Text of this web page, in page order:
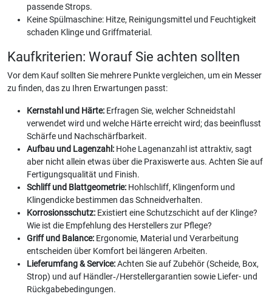
passende Strops.
Keine Spülmaschine: Hitze, Reinigungsmittel und Feuchtigkeit
schaden Klinge und Griffmaterial.
Kaufkriterien: Worauf Sie achten sollten
Vor dem Kauf sollten Sie mehrere Punkte vergleichen, um ein Messer
zu finden, das zu Ihren Erwartungen passt:
Kernstahl und Härte: Erfragen Sie, welcher Schneidstahl
verwendet wird und welche Härte erreicht wird; das beeinflusst
Schärfe und Nachschärfbarkeit.
Aufbau und Lagenzahl: Hohe Lagenanzahl ist attraktiv, sagt
aber nicht allein etwas über die Praxiswerte aus. Achten Sie auf
Fertigungsqualität und Finish.
Schliff und Blattgeometrie: Hohlschliff, Klingenform und
Klingendicke bestimmen das Schneidverhalten.
Korrosionsschutz: Existiert eine Schutzschicht auf der Klinge?
Wie ist die Empfehlung des Herstellers zur Pflege?
Griff und Balance: Ergonomie, Material und Verarbeitung
entscheiden über Komfort bei längeren Arbeiten.
Lieferumfang & Service:Achten Sie auf Zubehör (Scheide, Box,
Strop) und auf Händler‑/Herstellergarantien sowie Liefer- und
Rückgabebedingungen.